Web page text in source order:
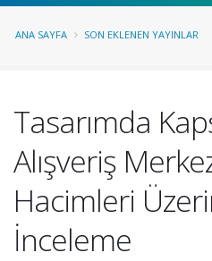
ANA SAYFA SON EKLENEN YAYINLAR
Tasarımda
Alışveriş
Hacimleri
İnceleme